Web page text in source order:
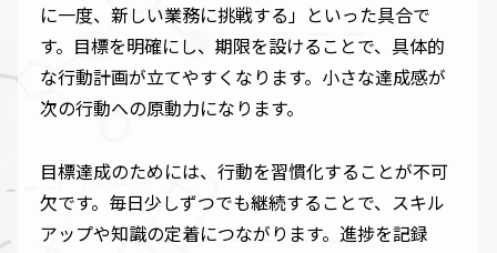
に一度、新しい業務に挑戦する」といった具合で
す。目標を明確にし、期限を設けることで、具体的
な行動計画が立てやすくなります。小さな達成感が
次の行動への原動力になります。
目標達成のためには、行動を習慣化することが不可
欠です。毎日少しずつでも継続することで、スキル
アップや知識の定着につながります。進捗を記録